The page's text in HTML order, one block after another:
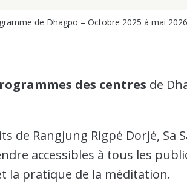
de Dhagpo – Octobre 2025 à mai 2026
des centres de
Rangjung Rigpé Dorjé, Sa
accessibles à tous les
la pratique de la méditation.